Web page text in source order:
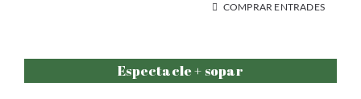
COMPRAR ENTRADES
Espectacle + sopar